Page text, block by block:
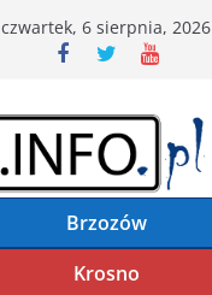
czwartek, 6 sierpnia, 2026
Brzozów
Krosno